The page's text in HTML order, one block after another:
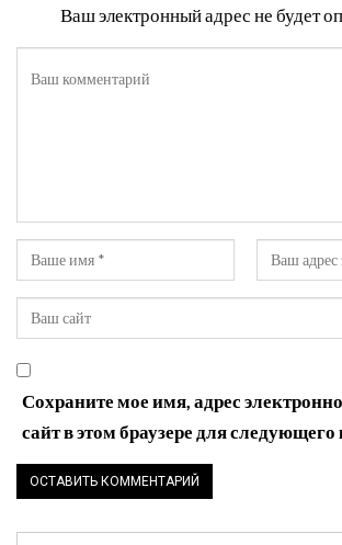
Ваш электронный адрес не будет
Сохраните мое имя, адрес
сайт в этом браузере для